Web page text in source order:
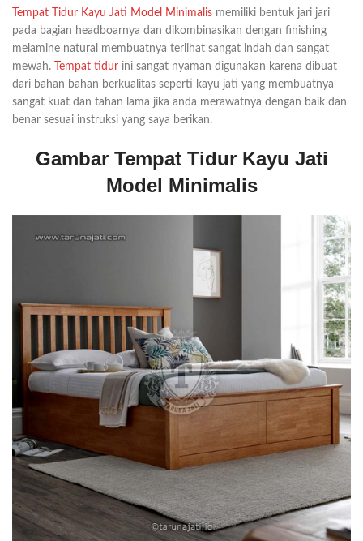
Tempat Tidur Kayu Jati Model Minimalis memiliki bentuk jari jari
pada bagian headboarnya dan dikombinasikan dengan finishing
melamine natural membuatnya terlihat sangat indah dan sangat
mewah.
Tempat tidur ini sangat nyaman digunakan karena dibuat
dari bahan bahan berkualitas seperti kayu jati yang membuatnya
sangat kuat dan tahan lama jika anda merawatnya dengan baik dan
benar sesuai instruksi yang saya berikan.
Gambar Tempat Tidur Kayu Jati
Model Minimalis